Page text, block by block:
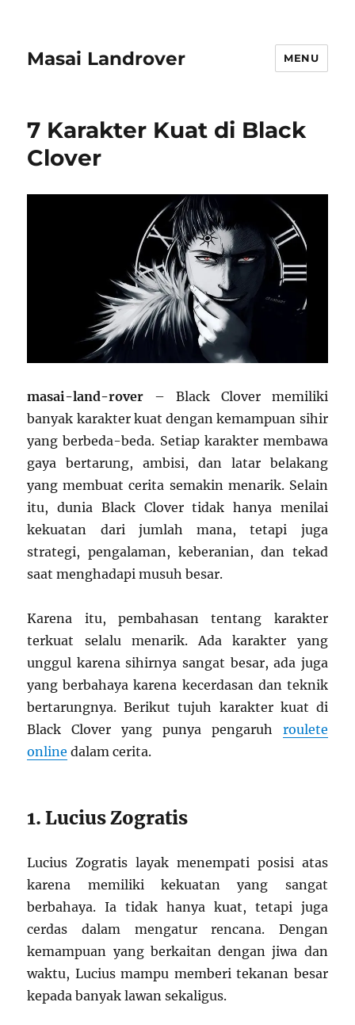
Masai Landrover MENU
7 Karakter Kuat di Black
Clover
masai-land-rover – Black Clover memiliki
banyak karakter kuat dengan kemampuan sihir
yang berbeda-beda. Setiap karakter membawa
gaya bertarung, ambisi, dan latar belakang
yang membuat cerita semakin menarik. Selain
itu, dunia Black Clover tidak hanya menilai
kekuatan dari jumlah mana, tetapi juga
strategi, pengalaman, keberanian, dan tekad
saat menghadapi musuh besar.
Karena itu, pembahasan tentang karakter
terkuat selalu menarik. Ada karakter yang
unggul karena sihirnya sangat besar, ada juga
yang berbahaya karena kecerdasan dan teknik
bertarungnya. Berikut tujuh karakter kuat di
Black Clover yang punya pengaruh roulete
online dalam cerita.
1. Lucius Zogratis
Lucius Zogratis layak menempati posisi atas
karena memiliki kekuatan yang sangat
berbahaya. Ia tidak hanya kuat, tetapi juga
cerdas dalam mengatur rencana. Dengan
kemampuan yang berkaitan dengan jiwa dan
waktu, Lucius mampu memberi tekanan besar
kepada banyak lawan sekaligus.